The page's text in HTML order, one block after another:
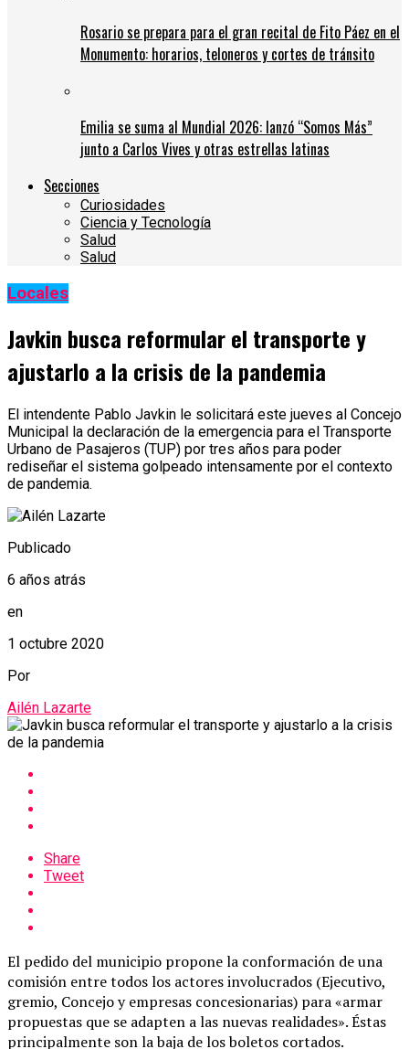
Rosario se prepara para el gran recital de Fito Páez en el
Monumento: horarios, teloneros y cortes de tránsito
Emilia se suma al Mundial 2026: lanzó “Somos Más”
junto a Carlos Vives y otras estrellas latinas
Secciones
Curiosidades
Ciencia y Tecnología
Salud
Salud
Locales
Javkin busca reformular el transporte y
ajustarlo a la crisis de la pandemia
El intendente Pablo Javkin le solicitará este jueves al Concejo
Municipal la declaración de la emergencia para el Transporte
Urbano de Pasajeros (TUP) por tres años para poder
rediseñar el sistema golpeado intensamente por el contexto
de pandemia.
Publicado
6 años atrás
en
1 octubre 2020
Por
Ailén Lazarte
Share
Tweet
El pedido del municipio propone la conformación de una
comisión entre todos los actores involucrados (Ejecutivo,
gremio, Concejo y empresas concesionarias) para «armar
propuestas que se adapten a las nuevas realidades». Éstas
principalmente son la baja de los boletos cortados.